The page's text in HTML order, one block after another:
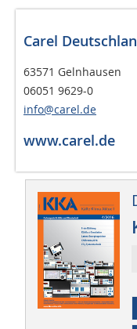
Carel
63571 Gelnhausen
06051 9629-0
info@carel.de
www.carel.de